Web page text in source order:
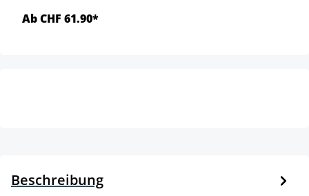
Ab CHF 61.90*
Beschreibung